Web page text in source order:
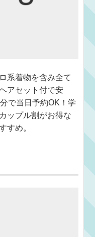
系着物を含み全て
アセット付で安
で当日予約OK！学
ップル割がお得な
すめ。